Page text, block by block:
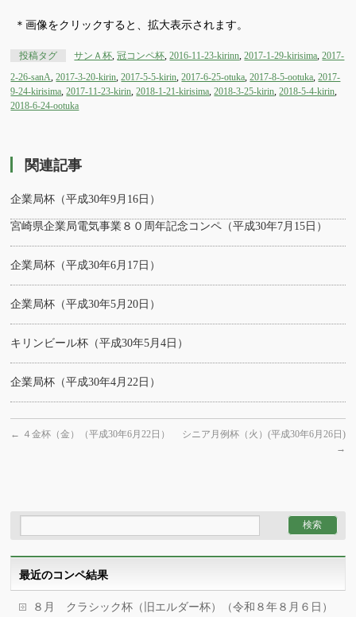
＊画像をクリックすると、拡大表示されます。
投稿タグ サンＡ杯 ,冠コンペ杯 ,2016-11-23-kirinn ,2017-1-29-kirisima ,2017-
2-26-sanA ,2017-3-20-kirin ,2017-5-5-kirin ,2017-6-25-otuka ,2017-8-5-ootuka ,2017-
9-24-kirisima ,2017-11-23-kirin ,2018-1-21-kirisima ,2018-3-25-kirin ,2018-5-4-kirin
2018-6-24-ootuka
関連記事
企業局杯（平成30年9月16日）
宮崎県企業局電気事業８０周年記念コンペ（平成30年7月15日）
企業局杯（平成30年6月17日）
企業局杯（平成30年5月20日）
キリンビール杯（平成30年5月4日）
企業局杯（平成30年4月22日）
← ４金杯（金）（平成30年6月22日）
シニア月例杯（火）(平成30年6月26日)
→
最近のコンペ結果
８月 クラシック杯（旧エルダー杯）（令和８年８月６日）